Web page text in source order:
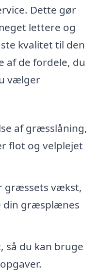
Dette gør
lettere og
kvalitet til den
af de fordele, du
vælger
af græsslåning,
flot og velplejet
græssets vækst,
din græsplænes
så du kan bruge